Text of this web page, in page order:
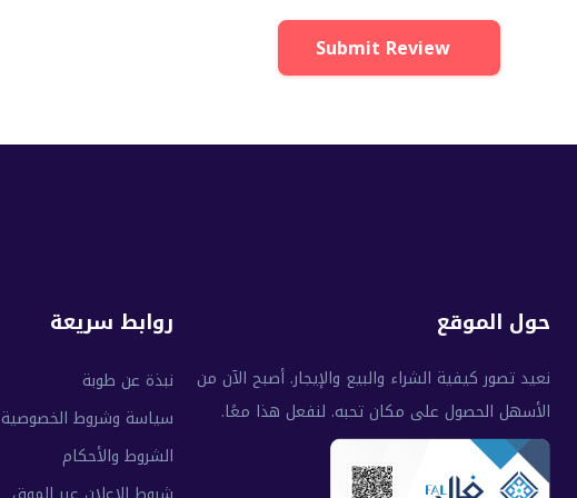
Submit Review
حول الموقع
نعيد تصور كيفية الشراء والبيع والإيجار. أصبح الآن من
الأسهل الحصول على مكان تحبه. لنفعل هذا معًا.
روابط سريعة
نبذة عن طوبة
سياسة وشروط الخصوصية
الشروط والأحكام